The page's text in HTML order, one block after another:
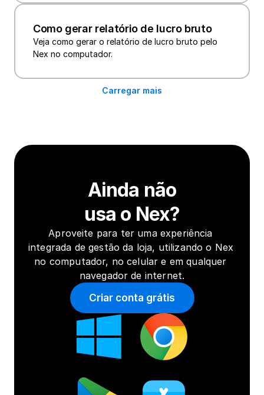
Como gerar relatório de lucro bruto
Veja como gerar o relatório de lucro bruto pelo
Nex no computador.
Carregar mais
Ainda não
usa o Nex?
Aproveite para ter uma experiência
integrada de gestão da loja, utilizando o Nex
no computador, no celular e em qualquer
navegador de internet.
Criar conta grátis